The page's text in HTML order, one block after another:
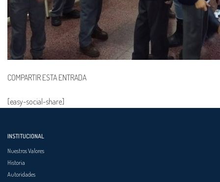
COMPARTIR ESTA ENTRADA
[easy-social-share]
INSTITUCIONAL
Nuestros Valores
Historia
Autoridades